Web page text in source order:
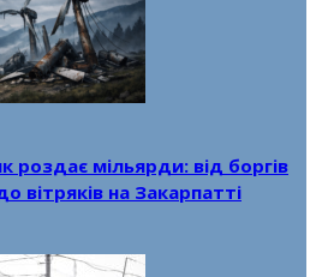
роздає мільярди: від боргів
вітряків на Закарпатті